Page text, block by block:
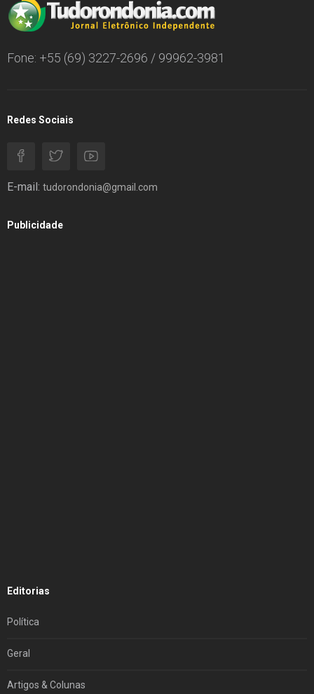
Fone: +55 (69) 3227-2696 / 99962-3981
Redes Sociais
E-mail: tudorondonia@gmail.com
Publicidade
Editorias
Política
Geral
Artigos & Colunas